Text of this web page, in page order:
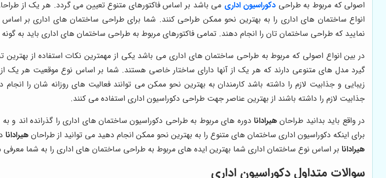
اصولی که مربوط به طراحی دکوراسیون اداری می باشد بر اساس فاکتورهای متنوع تعیین می گردد. هر یک از
انواع ساختمان های اداری را به بهترین نحو ممکن طراحی کنند. شما برای طراحی ساختمان های اداری بر
نمایید که طراحی ساختمان تان را انجام دهند. تمامی فاکتورهای مربوط به طراحی ساختمان های اداری باید به گونه
در بین انواع اصولی که مربوط به طراحی ساختمان های اداری می باشد یکی از مهمترین نکات استفاده از بهترین
گیرد مدل های متنوعی دارند که هر یک از آنها دارای ساختار خاصی هستند. شما بر اساس نوع موقعیت هر یک از
زیبایی و جذابیت لازم را داشته باشد کارمندان به بهترین نحو ممکن می توانند فعالیت های روزانه شان را
جذابیت لازم را داشته باشند از بهترین عناصر جهت طراحی دکوراسیون اداری استفاده می کنند.
در واقع باید بدانید طراحانهیرادانا دوره های مربوط به طراحی دکوراسیون ساختمان های اداری را گذرانده اند
برای اینکه دکوراسیون اداری ساختمان های متنوع را به بهترین نحو ممکن انجام دهید می توانید از طراحانهیرادانا
هیرادانابر اساس نوع ساختمان اداری شما بهترین ایده های مربوط به طراحی ساختمان های اداری را به شما معرفی
سوالات متداول دکوراسیون اداری